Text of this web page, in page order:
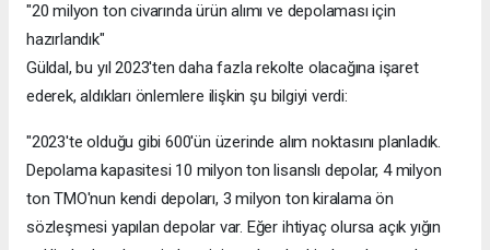
"20 milyon ton civarında ürün alımı ve depolaması için
hazırlandık"
Güldal, bu yıl 2023'ten daha fazla rekolte olacağına işaret
ederek, aldıkları önlemlere ilişkin şu bilgiyi verdi:
"2023'te olduğu gibi 600'ün üzerinde alım noktasını planladık.
Depolama kapasitesi 10 milyon ton lisanslı depolar, 4 milyon
ton TMO'nun kendi depoları, 3 milyon ton kiralama ön
sözleşmesi yapılan depolar var. Eğer ihtiyaç olursa açık yığın